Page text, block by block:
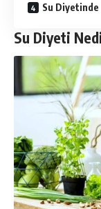
Su
Su Diyeti